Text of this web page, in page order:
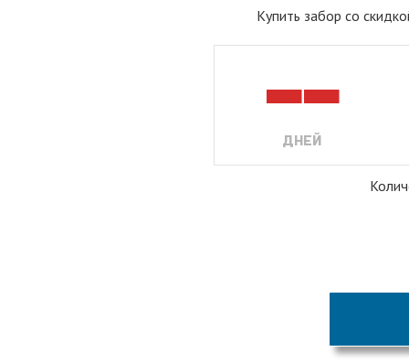
Купить забор со
--
ДНЕЙ